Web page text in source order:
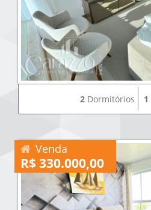
2 Dormitórios 1
Venda
R$ 330.000,00